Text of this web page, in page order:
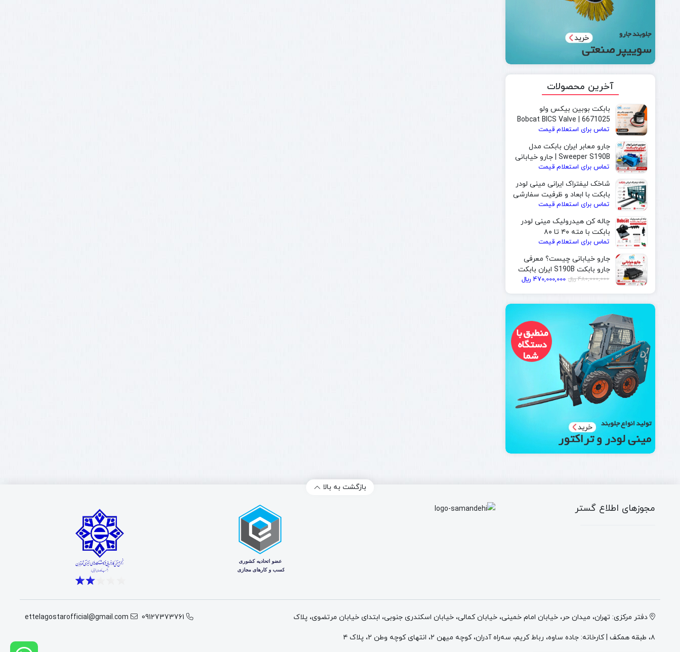
آخرین محصولات
بابکت بوبین بیکس ولو
6671025 | Bobcat BICS Valve
Solenoid Coil
تماس برای استعلام قیمت
جارو معابر ایران بابکت مدل
Sweeper S190B | جارو خیابانی
و جارو بابکت مخصوص شهرداری
تماس برای استعلام قیمت
شاخک لیفتراک ایرانی مینی لودر
بابکت با ابعاد و ظرفیت سفارشی
| ایران بابکت
تماس برای استعلام قیمت
چاله کن هیدرولیک مینی لودر
بابکت با مته ۴۰ تا ۸۰
سانتی‌متر | ایران بابکت
تماس برای استعلام قیمت
جارو خیابانی چیست؟ معرفی
جارو بابکت S190B ایران بابکت
480,000,000﷼
قیمت
470,000,000 ﷼
قیمت
بازگشت به بالا
مجوزهای اطلاع گستر
دفتر مرکزی: تهران، میدان حر، خیابان امام خمینی، خیابان کمالی، خیابان اسکندری جنوبی، ابتدای خیابان مرتضوی، پلاک
۸، طبقه همکف | کارخانه: جاده ساوه، رباط کریم، سه‌راه آدران، کوچه میهن ۲، انتهای کوچه وطن ۲، پلاک ۴
09127373761
ettelagostarofficial@gmail.com